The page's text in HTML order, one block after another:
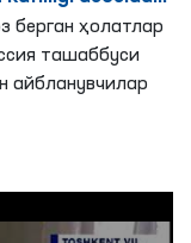
берган ҳолатлар
ташаббуси
айбланувчилар